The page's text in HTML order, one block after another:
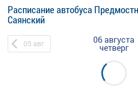
Расписание автобуса
Саянский
05 авг 06 августа
четверг